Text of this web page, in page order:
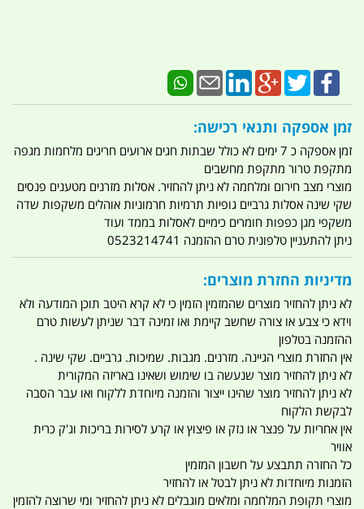
זמן אספקה ותנאי רכישה:
זמן אספקה כ 7 ימים לא כולל שבתות חגים ארועים חריגים מלחמות מגפה
מתקפת טרור מתקפת מחשבים
מוצרי מצב חירום ומלחמה לא ניתן להחזיר. אסלות מזרנים מטענים פנסים
שקי שינה אסלות גרביים גופיות תרמיות חרמוניות אוהלים משקפות שדה
משקפי מגן כפפות חומרים כימיים לאסלות בממד ועוד
ניתן להתעניין טלפונית טרם ההזמנה 0523214741
מדיניות החזרת מוצרים:
לא ניתן להחזיר מוצרים שהמזמין הזמין כי לא קרא היטב תוכן המודעה ולא
וידא כי צבע או צורה שחשב קיימת ואו זמינה דבר שניתן לעשות טרם
ההזמנה בטלפון
אין החזרת מוצרי הגיינה. מזרנים. מגבות. שמיכות. גרביים. שקי שינה .
לא ניתן להחזיר מוצר שנעשה בו שימוש ושאינו באריזה המקורית
לא ניתן להחזיר מוצר שהינו ייצור והזמנה מיוחדת ללקוח ואו עבר הסבה
לבקשת הלקוח
אין אחריות על פנצר או נזק או פיצוץ או קרע לסירות בריכות וג'ק כרית
אוויר
כל החזרה תתבצע על חשבון המזמין
הזמנות מיוחדות לא ניתן לבטל או להחזיר
מוצרי תקופת המלחמה ומלאים מוגבלים לא ניתן להחזיר ומי שרוצה להזמין